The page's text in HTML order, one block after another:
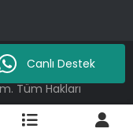
Tüm Hakları
Canlı Destek